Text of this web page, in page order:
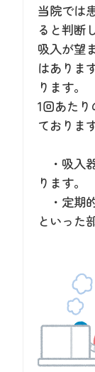
当院では
ると判断
吸入が望
はありま
ります。
1回あた
ております
・吸入
ります。
・定期
といった